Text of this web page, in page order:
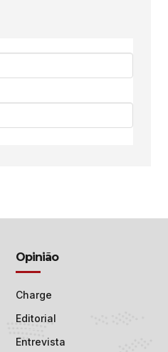
Opinião
Charge
Editorial
Entrevista